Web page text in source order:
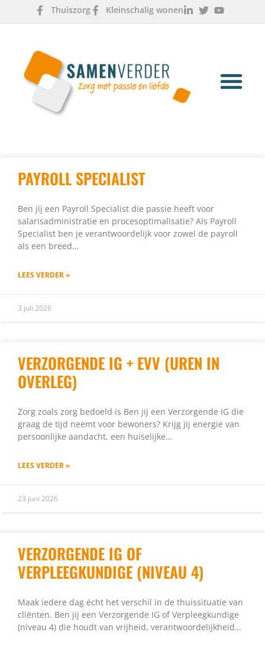
Thuiszorg Kleinschalig wonen
PAYROLL SPECIALIST
Ben jij een Payroll Specialist die passie heeft voor
salarisadministratie en procesoptimalisatie? Als Payroll
Specialist ben je verantwoordelijk voor zowel de payroll
als een breed…
LEES VERDER »
3 juli 2026
VERZORGENDE IG + EVV (UREN IN
OVERLEG)
Zorg zoals zorg bedoeld is Ben jij een Verzorgende IG die
graag de tijd neemt voor bewoners? Krijg jij energie van
persoonlijke aandacht, een huiselijke…
LEES VERDER »
23 juni 2026
VERZORGENDE IG OF
VERPLEEGKUNDIGE (NIVEAU 4)
Maak iedere dag écht het verschil in de thuissituatie van
cliënten. Ben jij een Verzorgende IG of Verpleegkundige
(niveau 4) die houdt van vrijheid, verantwoordelijkheid…